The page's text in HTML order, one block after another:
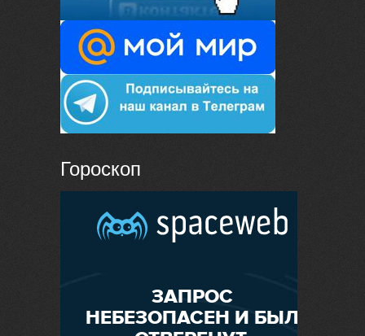
Гороскоп